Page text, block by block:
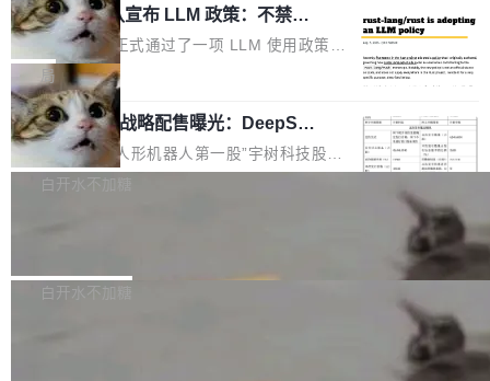
配、功耗与稳定性调优、兼容性测评及统一互联
等内容展开系统讲解和实战交流，帮助企业进一
步了解开源鸿蒙在智能...
Hub 员工 kdaigle 在 HN 讨论中贴出了一组数
据：2025 年全年 10 亿次 commit。现在，每周
2.75 亿次，全年预计 140 亿次。GitHub...
ontinual Harness。在 ARC-AGI 3 基准测试
上，Prime Agent + Opus 5 的组合达到了 95.
5% RHAE Best@1，超过了 ARC 报告的人类专
家基线 95.4%。 不是又一个 coding agent 包装
器 Prime Agent 的架构和市面上大多数 coding
agent 有本质区别。大多数 agent harness 的设
计是基于早期模型的能力—...
Rust 项目团队宣布 LLM 政策：不禁
止，但你要承认哪些代码不是你写的
Rust 语言项目正式通过了一项 LLM 使用政策，
覆盖 rust-lang/rust 单一仓库的代码贡献。这不
是项目级别的官方立场，目前由五个团队采纳，
但它可能是主流开源项目中关于 AI 辅助贡献最
细致的一份规则。 政策的核心只有一句话：LLM
可以用来分析、提炼、审阅、建议，但不能用来
不得生成涉及安全性的关键变更，除非作者本身
局
宇树科技 IPO 战略配售曝光：DeepSe
ek 获配 93.3 万股，锁定 36 个月
8月6日晚间，“人形机器人第一股”宇树科技股份
有限公司披露IPO发行价格及战略配售结果，杭
36个月。 公告显示，本次宇树科技战略配售对
白开水不加糖
Bug fixes and enhancements 修复多次传递同
白开水不加糖